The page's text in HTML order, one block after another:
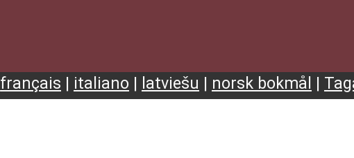
français | italiano | latviešu | norsk bokmål |